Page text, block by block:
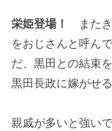
栄姫登場！
またき
をおじさんと呼ん
だ、黒田との結束
黒田長政に嫁がせ
親戚が多いと強い